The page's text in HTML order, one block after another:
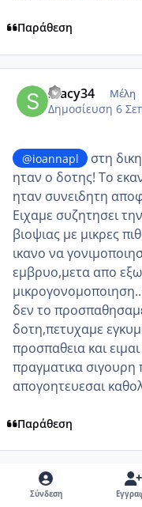
Παράθεση
Stacy34 Μέλη
Δημοσίευση 6
@ioannapl
στη
ηταν ο δοτης! Το
ηταν συνειδητη
Ειχαμε συζητησει
βιοψιας με μικρες
ικανο να
εμβρυο,μετα απο
δεν το
δοτη,πετυχαμε
προσπαθεια και
πραγματικα
απογοητευεσαι
Παράθεση
ioannapl Μέλη
comment_990320
Author stats
Σύνδεση